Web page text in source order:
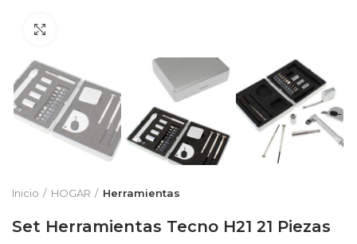
Inicio HOGAR Herramientas
Set Herramientas Tecno H21 21 Piezas